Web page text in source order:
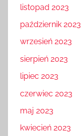
listopad 2023
październik 2023
wrzesień 2023
sierpień 2023
lipiec 2023
czerwiec 2023
maj 2023
kwiecień 2023